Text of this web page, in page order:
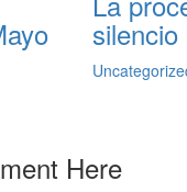
silencio
Here